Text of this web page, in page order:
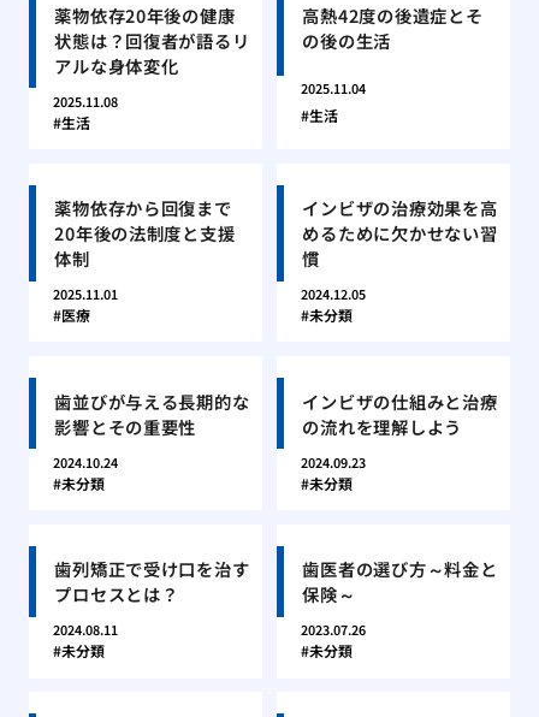
薬物依存20年後の健康
状態は？回復者が語るリ
アルな身体変化
2025.11.08
生活
高熱42度の後遺症とそ
の後の生活
2025.11.04
生活
薬物依存から回復まで
20年後の法制度と支援
体制
2025.11.01
医療
インビザの治療効果を高
めるために欠かせない習
慣
2024.12.05
未分類
歯並びが与える長期的な
影響とその重要性
2024.10.24
未分類
インビザの仕組みと治療
の流れを理解しよう
2024.09.23
未分類
歯列矯正で受け口を治す
プロセスとは？
2024.08.11
未分類
歯医者の選び方～料金と
保険～
2023.07.26
未分類